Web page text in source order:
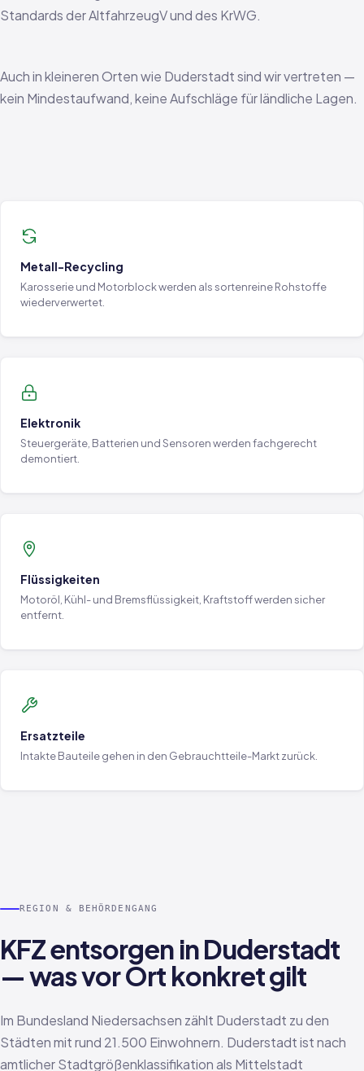
Standards der AltfahrzeugV und des KrWG.
Auch in kleineren Orten wie Duderstadt sind wir vertreten —
kein Mindestaufwand, keine Aufschläge für ländliche Lagen.
Metall-Recycling
Karosserie und Motorblock werden als sortenreine Rohstoffe
wiederverwertet.
Elektronik
Steuergeräte, Batterien und Sensoren werden fachgerecht
demontiert.
Flüssigkeiten
Motoröl, Kühl- und Bremsflüssigkeit, Kraftstoff werden sicher
entfernt.
Ersatzteile
Intakte Bauteile gehen in den Gebrauchtteile-Markt zurück.
REGION & BEHÖRDENGANG
KFZ entsorgen in Duderstadt
— was vor Ort konkret gilt
Im Bundesland Niedersachsen zählt Duderstadt zu den
Städten mit rund 21.500 Einwohnern. Duderstadt ist nach
amtlicher Stadtgrößenklassifikation als Mittelstadt